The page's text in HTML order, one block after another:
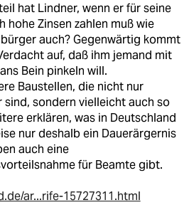
hat Lindner, wenn er für seine
hohe Zinsen zahlen muß wie
auch? Gegenwärtig kommt
auf, daß ihm jemand mit
Bein pinkeln will.
Baustellen, die nicht nur
sind, sondern vielleicht auch so
erklären, was in Deutschland
nur deshalb ein Dauerärgernis
auch eine
für Beamte gibt.
ar...rife-15727311.html